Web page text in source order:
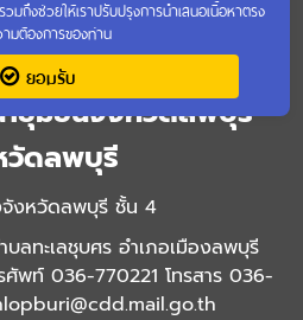
ชุมชนจังหวัดลพบุรี
วัดลพบุรี
จังหวัดลพบุรี ชั้น 4
ลทะเลชุบศร อำเภอเมืองลพบุรี
พท์ 036-770221 โทรสาร 036-
มถึงช่วยให้เราปรับปรุงการนำเสนอเนื้อหาตรง
มต้องการของท่าน
ยอมรับ